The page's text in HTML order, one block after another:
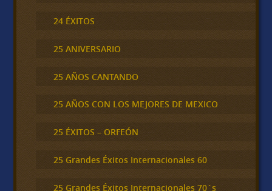
24 ÉXITOS
25 ANIVERSARIO
25 AÑOS CANTANDO
25 AÑOS CON LOS MEJORES DE MEXICO
25 ÉXITOS – ORFEÓN
25 Grandes Éxitos Internacionales 60
25 Grandes Éxitos Internacionales 70´s